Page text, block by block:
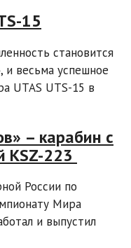
15
становится
и весьма успешное
UTAS UTS-15 в
– карабин с
KSZ-223
России по
Мира
и выпустил